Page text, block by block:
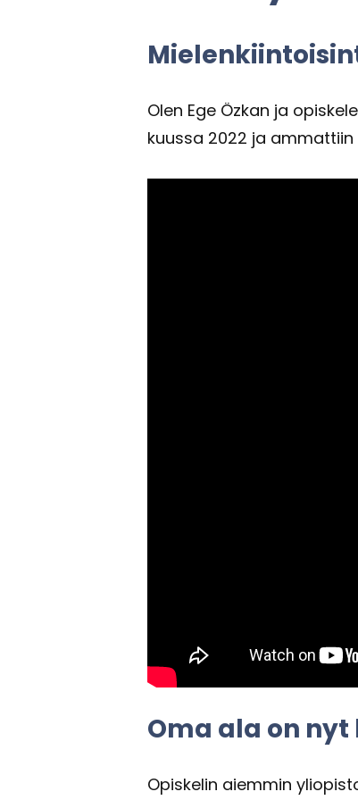
Olen Ege Özkan ja
kuus­sa 2022 ja
Oma ala on
Opis­ke­lin ai­em­min